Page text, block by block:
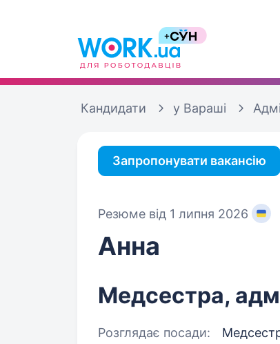
Кандидати у Вараші
Запропонувати вакансію
Резюме від 1 липня 2026
Анна
Медсестра,
Розглядає посади: